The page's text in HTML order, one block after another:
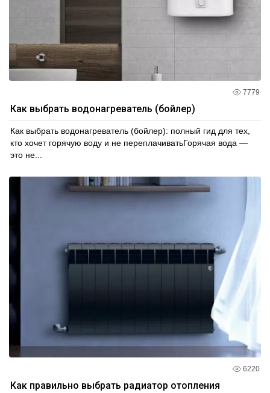
7779
Как выбрать водонагреватель (бойлер)
Как выбрать водонагреватель (бойлер): полный гид для тех,
кто хочет горячую воду и не переплачиватьГорячая вода —
это не...
6220
Как правильно выбрать радиатор отопления